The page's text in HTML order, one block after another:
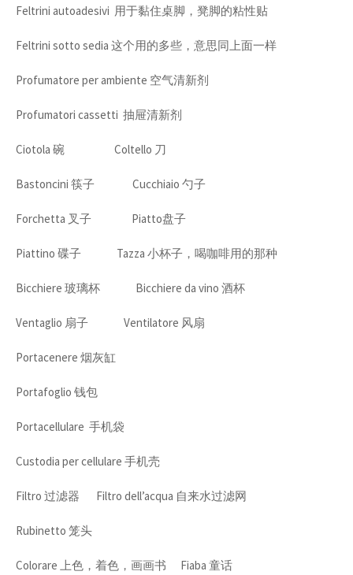
Feltrini autoadesivi 用于黏住桌脚，凳脚的粘性贴
Feltrini sotto sedia 这个用的多些，意思同上面一样
Profumatore per ambiente 空气清新剂
Profumatori cassetti 抽屉清新剂
Ciotola 碗 Coltello 刀
Bastoncini 筷子 Cucchiaio 勺子
Forchetta 叉子 Piatto盘子
Piattino 碟子 Tazza 小杯子，喝咖啡用的那种
Bicchiere 玻璃杯 Bicchiere da vino 酒杯
Ventaglio 扇子 Ventilatore 风扇
Portacenere 烟灰缸
Portafoglio 钱包
Portacellulare 手机袋
Custodia per cellulare 手机壳
Filtro 过滤器 Filtro dell’acqua 自来水过滤网
Rubinetto 笼头
Colorare 上色，着色，画画书 Fiaba 童话